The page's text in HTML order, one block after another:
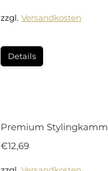
zzgl. Versandkosten
Details
Premium Stylingkamm
€12,69